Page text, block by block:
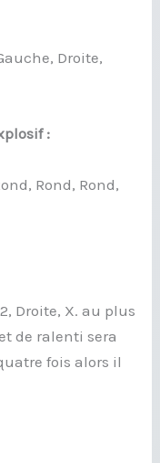
Droite,
:
Rond, Rond,
Droite, X. au plus
de ralenti sera
fois alors il